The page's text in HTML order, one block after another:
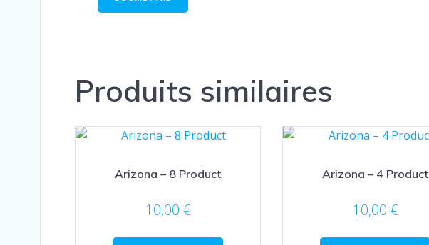
Produits similaires
Arizona – 8 Product
10,00 €
Arizona – 4 Product
10,00 €